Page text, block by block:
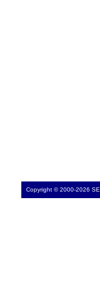
Copyright © 2000-2026